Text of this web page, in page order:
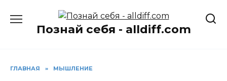
содержаниюПознай себя - alldiff.com
ГЛАВНАЯ » МЫШЛЕНИЕ